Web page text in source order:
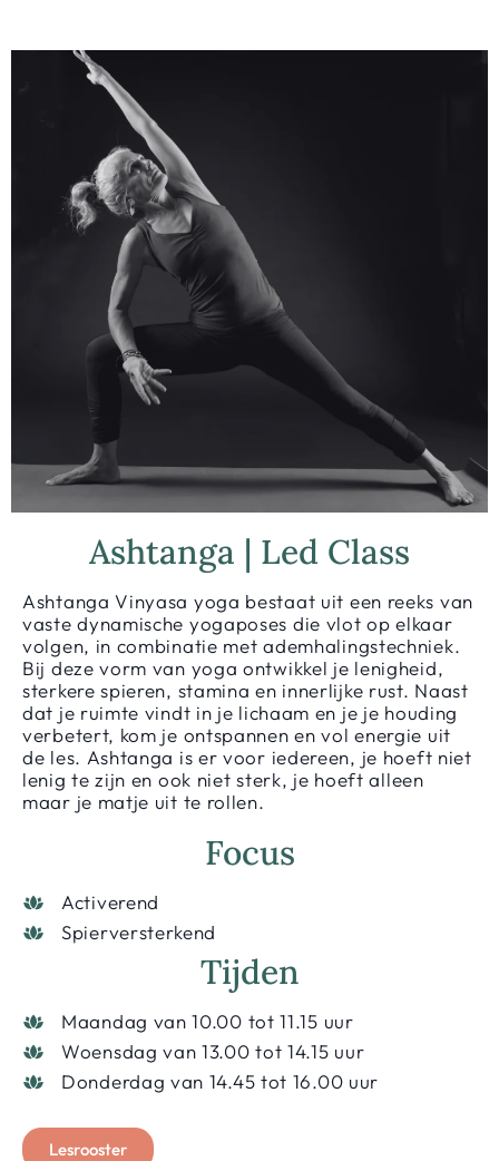
Ashtanga | Led Class
Ashtanga Vinyasa yoga bestaat uit een reeks van
vaste dynamische yogaposes die vlot op elkaar
volgen, in combinatie met ademhalingstechniek.
Bij deze vorm van yoga ontwikkel je lenigheid,
sterkere spieren, stamina en innerlijke rust. Naast
dat je ruimte vindt in je lichaam en je je houding
verbetert, kom je ontspannen en vol energie uit
de les. Ashtanga is er voor iedereen, je hoeft niet
lenig te zijn en ook niet sterk, je hoeft alleen
maar je matje uit te rollen.
Focus
Activerend
Spierversterkend
Tijden
Maandag van 10.00 tot 11.15 uur
Woensdag van 13.00 tot 14.15 uur
Donderdag van 14.45 tot 16.00 uur
Lesrooster